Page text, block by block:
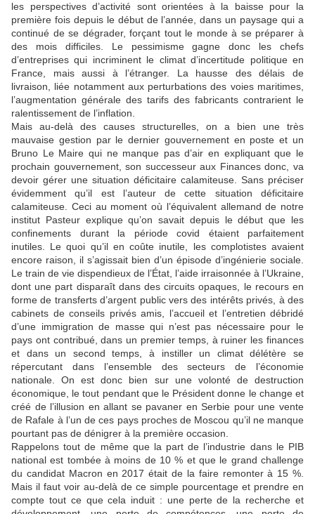
les perspectives d’activité sont orientées à la baisse pour la
première fois depuis le début de l’année, dans un paysage qui a
continué de se dégrader, forçant tout le monde à se préparer à
des mois difficiles. Le pessimisme gagne donc les chefs
d’entreprises qui incriminent le climat d’incertitude politique en
France, mais aussi à l’étranger. La hausse des délais de
livraison, liée notamment aux perturbations des voies maritimes,
l’augmentation générale des tarifs des fabricants contrarient le
ralentissement de l’inflation.
Mais au-delà des causes structurelles, on a bien une très
mauvaise gestion par le dernier gouvernement en poste et un
Bruno Le Maire qui ne manque pas d’air en expliquant que le
prochain gouvernement, son successeur aux Finances donc, va
devoir gérer une situation déficitaire calamiteuse. Sans préciser
évidemment qu’il est l’auteur de cette situation déficitaire
calamiteuse. Ceci au moment où l’équivalent allemand de notre
institut Pasteur explique qu’on savait depuis le début que les
confinements durant la période covid étaient parfaitement
inutiles. Le quoi qu’il en coûte inutile, les complotistes avaient
encore raison, il s’agissait bien d’un épisode d’ingénierie sociale.
Le train de vie dispendieux de l’État, l’aide irraisonnée à l’Ukraine,
dont une part disparaît dans des circuits opaques, le recours en
forme de transferts d’argent public vers des intérêts privés, à des
cabinets de conseils privés amis, l’accueil et l’entretien débridé
d’une immigration de masse qui n’est pas nécessaire pour le
pays ont contribué, dans un premier temps, à ruiner les finances
et dans un second temps, à instiller un climat délétère se
répercutant dans l’ensemble des secteurs de l’économie
nationale. On est donc bien sur une volonté de destruction
économique, le tout pendant que le Président donne le change et
créé de l’illusion en allant se pavaner en Serbie pour une vente
de Rafale à l’un de ces pays proches de Moscou qu’il ne manque
pourtant pas de dénigrer à la première occasion.
Rappelons tout de même que la part de l’industrie dans le PIB
national est tombée à moins de 10 % et que le grand challenge
du candidat Macron en 2017 était de la faire remonter à 15 %.
Mais il faut voir au-delà de ce simple pourcentage et prendre en
compte tout ce que cela induit : une perte de la recherche et